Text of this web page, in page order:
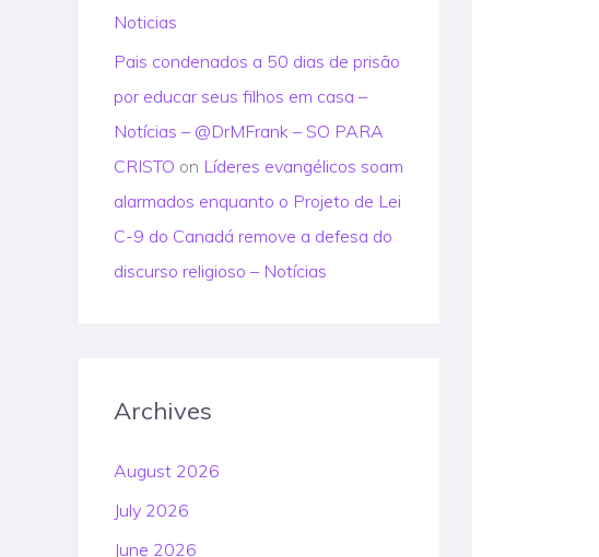
Noticias
Pais condenados a 50 dias de prisão
por educar seus filhos em casa –
Notícias – @DrMFrank – SO PARA
CRISTO on Líderes evangélicos soam
alarmados enquanto o Projeto de Lei
C-9 do Canadá remove a defesa do
discurso religioso – Notícias
Archives
August 2026
July 2026
June 2026